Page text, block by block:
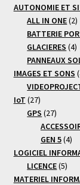
AUTONOMIE ET
ALL IN ONE 22
BATTERIE
GLACIERES 44
PANNEAUX
IMAGES ET SONS
IoT 2727
produits
GPS 2727
GEN 5 44
LOGICIEL
LICENCE 55
MATERIEL